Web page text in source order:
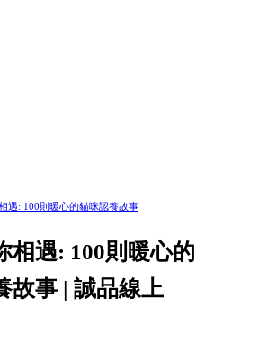
遇: 100則暖心的貓咪認養故事
相遇: 100則暖心的
故事 | 誠品線上